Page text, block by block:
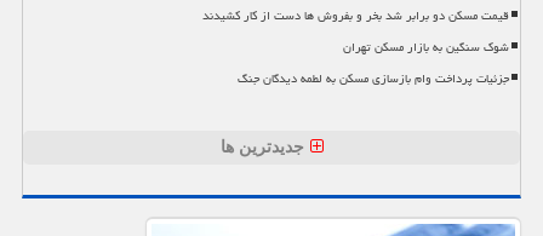
قیمت مسکن دو برابر شد بخر و بفروش ها دست از کار کشیدند
شوک سنگین به بازار مسکن تهران
جزئیات پرداخت وام بازسازی مسکن به لطمه دیدگان جنگ
جدیدترین ها